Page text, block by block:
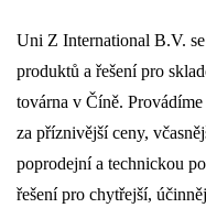
Uni Z International B.V.
produktů a řešení pro
továrna v Číně.
za příznivější ceny,
poprodejní a technickou
řešení pro chytřejší,